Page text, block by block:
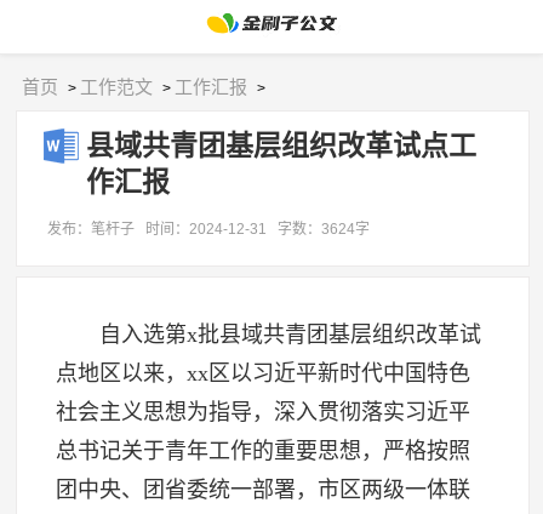
首页 > 工作范文 > 工作汇报 >
县域共青团基层组织改革试点工
作汇报
发布：笔杆子 时间：2024-12-31 字数：3624字
自入选第x批县域共青团基层组织改革试
点地区以来，xx区以习近平新时代中国特色
社会主义思想为指导，深入贯彻落实习近平
总书记关于青年工作的重要思想，严格按照
团中央、团省委统一部署，市区两级一体联